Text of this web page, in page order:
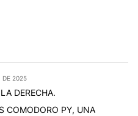
DE 2025
DERECHA.
COMODORO PY, UNA